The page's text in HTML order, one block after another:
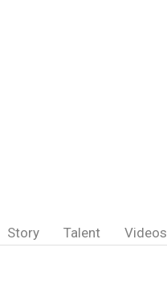
Story Talent Videos